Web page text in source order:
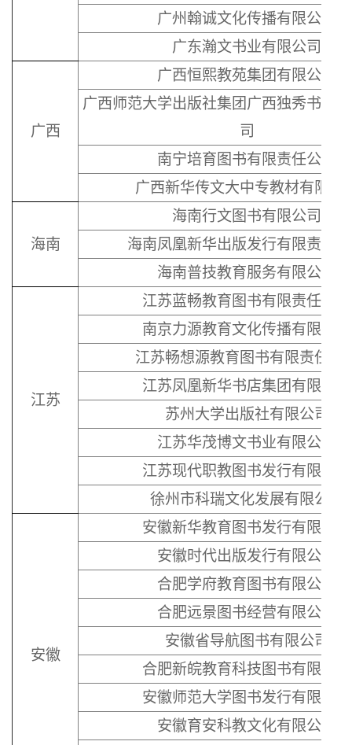
广州翰诚文化传播有限公司
广东瀚文书业有限公司
广西
广西恒熙教苑集团有限公司
广西师范大学出版社集团广西独秀书房
司
南宁培育图书有限责任公司
广西新华传文大中专教材有限公
海南
海南行文图书有限公司
海南凤凰新华出版发行有限责任
海南普技教育服务有限公司
江苏
江苏蓝畅教育图书有限责任公司
南京力源教育文化传播有限公司
江苏畅想源教育图书有限责任公
江苏凤凰新华书店集团有限公司
苏州大学出版社有限公司
江苏华茂博文书业有限公司
江苏现代职教图书发行有限公司
徐州市科瑞文化发展有限公司
安徽
安徽新华教育图书发行有限公司
安徽时代出版发行有限公司
合肥学府教育图书有限公司
合肥远景图书经营有限公司
安徽省导航图书有限公司
合肥新皖教育科技图书有限公司
安徽师范大学图书发行有限公司
安徽育安科教文化有限公司